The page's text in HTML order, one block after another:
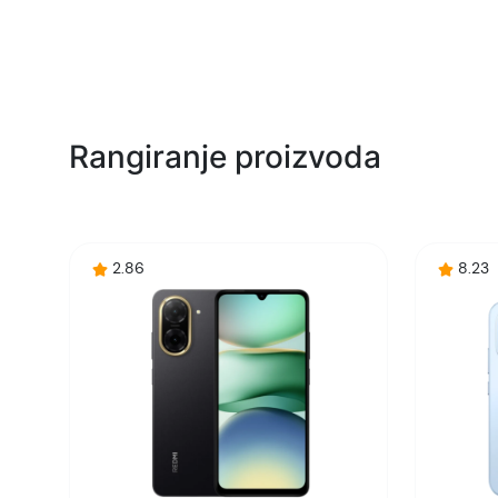
Rangiranje proizvoda
2.86 8.23